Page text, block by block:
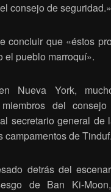
consejo de seguridad.»
concluir que «éstos
el pueblo marroquí».
York,
del
secretario general de
campamentos de Tinduf.
detrás del
de Ban Ki-